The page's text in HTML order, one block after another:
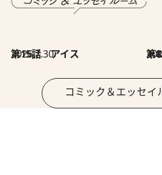
2026.7.30
第15話 アイス 第8回
コミック＆エッセイ